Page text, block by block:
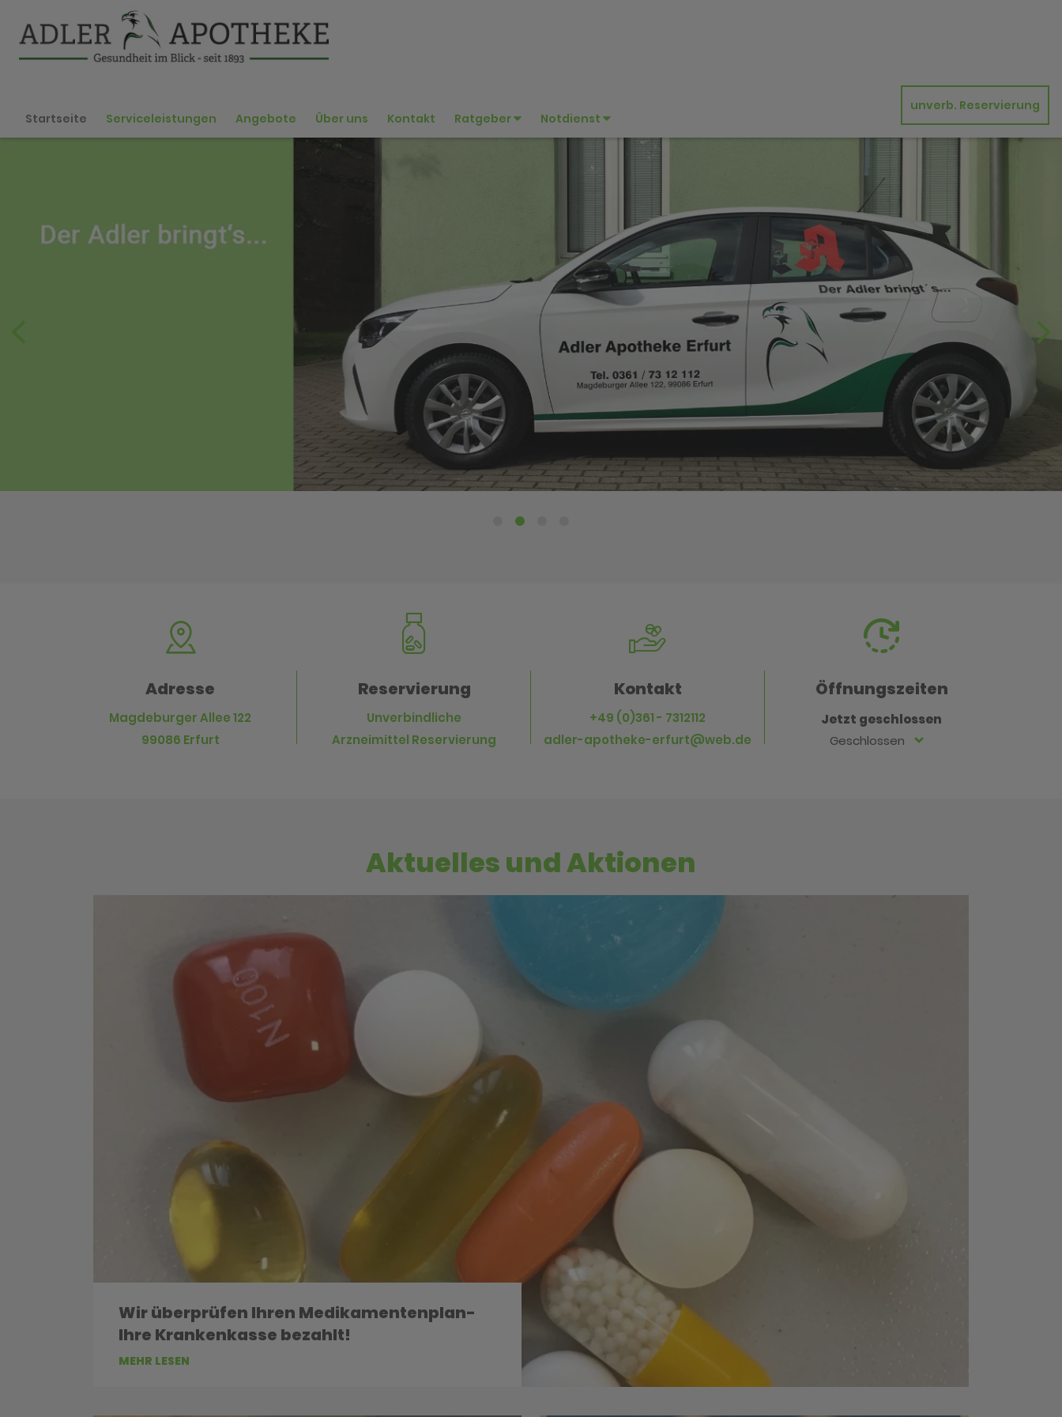
Startseite Serviceleistungen Angebote Über uns Kontakt Ratgeber Notdienst
unverb. Reservierung
Adresse
Magdeburger Allee 122
99086 Erfurt
Reservierung
Unverbindliche
Arzneimittel Reservierung
Kontakt
+49 (0)361 - 7312112
adler-apotheke-erfurt@web.de
Öffnungszeiten
Jetzt geschlossen
Geschlossen
Aktuelles und Aktionen
Wir überprüfen Ihren Medikamentenplan-
Ihre Krankenkasse bezahlt!
MEHR LESEN